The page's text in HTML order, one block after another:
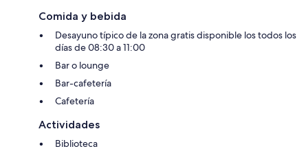
Comida y bebida
Desayuno típico de la zona gratis disponible los todos los
días de 08:30 a 11:00
Bar o lounge
Bar-cafetería
Cafetería
Actividades
Biblioteca